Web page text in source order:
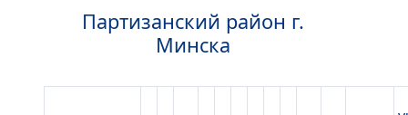
Партизанский район г.
Минска